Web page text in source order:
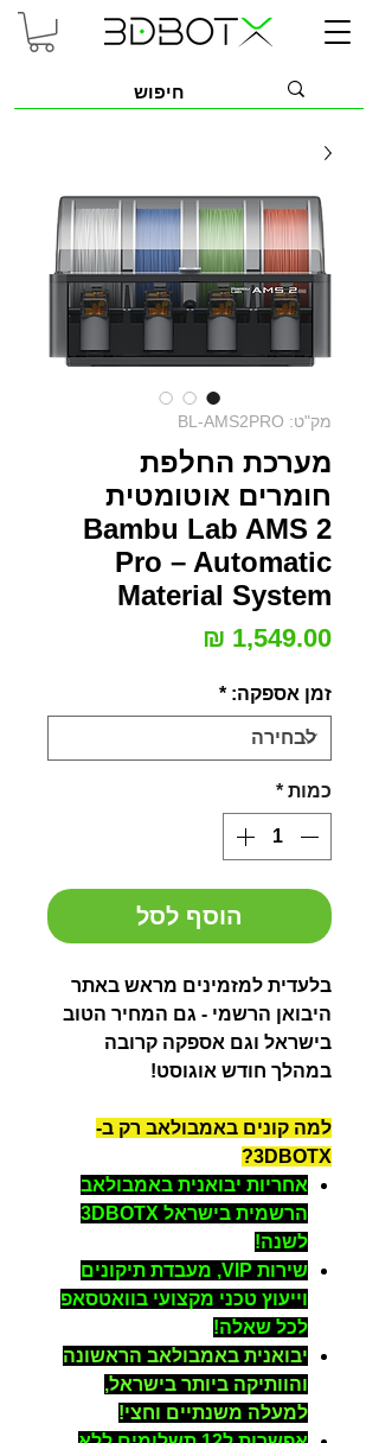
מק"ט: BL-AMS2PRO
מערכת החלפת
חומרים אוטומטית
Bambu Lab AMS 2
Pro – Automatic
Material System
זמן אספקה: *
כמות *
הוסף לסל
בלעדית למזמינים מראש באתר
היבואן הרשמי - גם המחיר הטוב
בישראל וגם אספקה קרובה
במהלך חודש אוגוסט!
למה קונים באמבולאב רק ב-
3DBOTX?
אחריות יבואנית באמבולאב
הרשמית בישראל 3DBOTX
לשנה!
שירות VIP, מעבדת תיקונים
וייעוץ טכני מקצועי בוואטסאפ
לכל שאלה!
יבואנית באמבולאב הראשונה
והוותיקה ביותר בישראל,
למעלה משנתיים וחצי!